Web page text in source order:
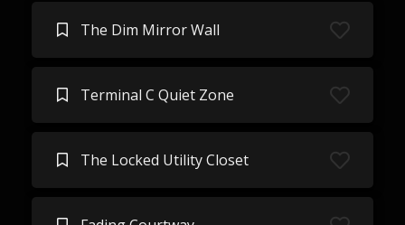
The Dim Mirror Wall
Terminal C Quiet Zone
The Locked Utility Closet